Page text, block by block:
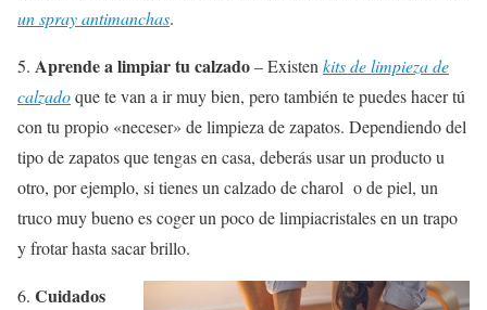
un spray antimanchas.
5. Aprende a limpiar tu calzado– Existen kits de limpieza de
calzadoque te van a ir muy bien, pero también te puedes hacer tú
con tu propio «neceser» de limpieza de zapatos. Dependiendo del
tipo de zapatos que tengas en casa, deberás usar un producto u
otro, por ejemplo, si tienes un calzado de charol o de piel, un
truco muy bueno es coger un poco de limpiacristales en un trapo
y frotar hasta sacar brillo.
6. Cuidados